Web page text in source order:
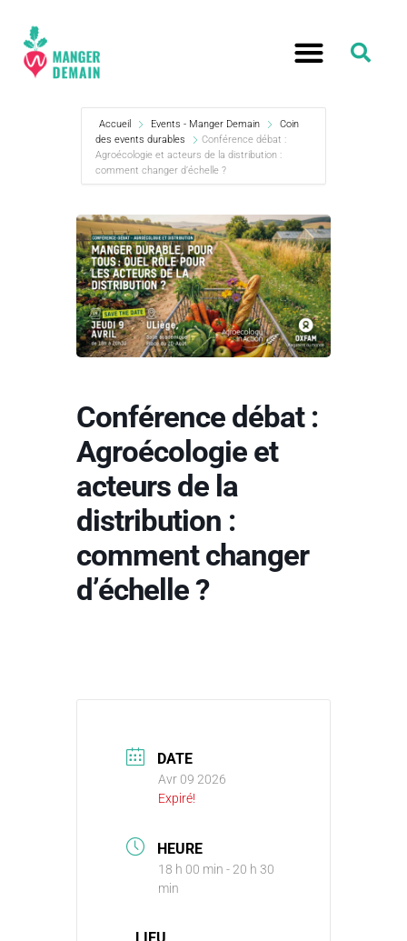
Accueil Events - Manger Demain
Coin
des events durables
Conférence débat :
Agroécologie et acteurs de la distribution :
comment changer d’échelle ?
Conférence débat :
Agroécologie et
acteurs de la
distribution :
comment changer
d’échelle ?
DATE
Avr 09 2026
Expiré!
HEURE
18 h 00 min - 20 h 30
min
LIEU